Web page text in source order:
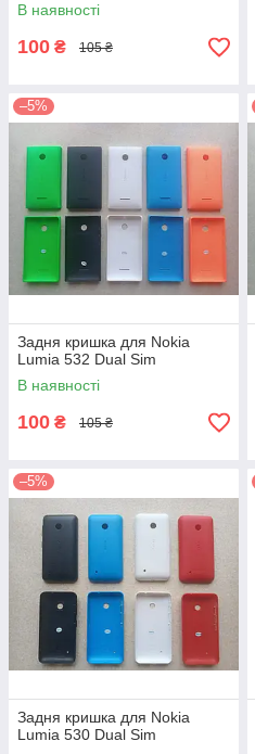
В наявності
100 ₴ 105 ₴
–5%
Задня кришка для Nokia
Lumia 532 Dual Sim
В наявності
100 ₴ 105 ₴
–5%
Задня кришка для Nokia
Lumia 530 Dual Sim